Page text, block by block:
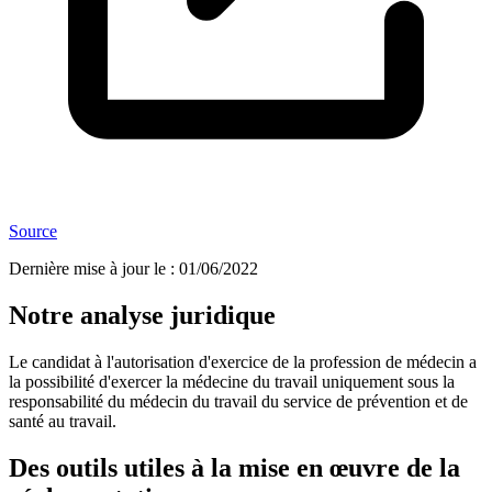
Source
Dernière mise à jour le : 01/06/2022
Notre analyse juridique
Le candidat à l'autorisation d'exercice de la profession de médecin a
la possibilité d'exercer la médecine du travail uniquement sous la
responsabilité du médecin du travail du service de prévention et de
santé au travail.
Des outils utiles à la mise en œuvre de la